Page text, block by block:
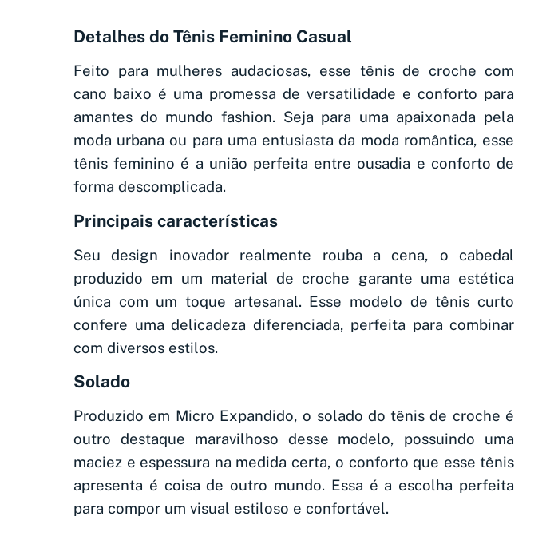
Detalhes do Tênis Feminino Casual
Feito para mulheres audaciosas, esse tênis de croche com
cano baixo é uma promessa de versatilidade e conforto para
amantes do mundo fashion. Seja para uma apaixonada pela
moda urbana ou para uma entusiasta da moda romântica, esse
tênis feminino é a união perfeita entre ousadia e conforto de
forma descomplicada.
Principais características
Seu design inovador realmente rouba a cena, o cabedal
produzido em um material de croche garante uma estética
única com um toque artesanal. Esse modelo de tênis curto
confere uma delicadeza diferenciada, perfeita para combinar
com diversos estilos.
Solado
Produzido em Micro Expandido, o solado do tênis de croche é
outro destaque maravilhoso desse modelo, possuindo uma
maciez e espessura na medida certa, o conforto que esse tênis
apresenta é coisa de outro mundo. Essa é a escolha perfeita
para compor um visual estiloso e confortável.